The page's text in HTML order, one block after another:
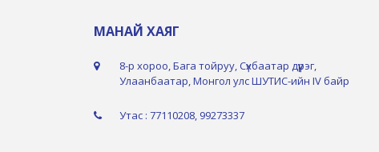
МАНАЙ ХАЯГ
8-р хороо, Бага тойруу, Сүхбаатар дүүрэг,
Улаанбаатар, Монгол улс ШУТИС-ийн IV байр
Утас : 77110208, 99273337